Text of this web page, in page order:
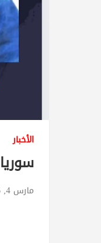
الأخبار
مارس 4, 2025